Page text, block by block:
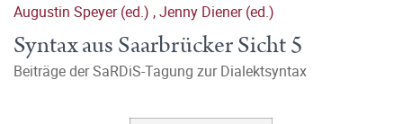
Augustin Speyer (ed.) ,Jenny Diener (ed.)
Syntax aus Saarbrücker Sicht 5
Beiträge der SaRDiS-Tagung zur Dialektsyntax